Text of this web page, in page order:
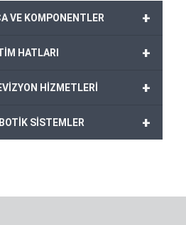
+
VE KOMPONENTLER
+
HATLARI
+
HİZMETLERİ
+
SİSTEMLER